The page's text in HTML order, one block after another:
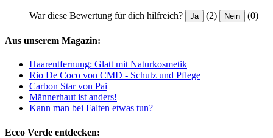
War diese Bewertung für dich hilfreich? Ja (2) Nein (0)
Aus unserem Magazin:
Haarentfernung: Glatt mit Naturkosmetik
Rio De Coco von CMD - Schutz und Pflege
Carbon Star von Pai
Männerhaut ist anders!
Kann man bei Falten etwas tun?
Ecco Verde entdecken: